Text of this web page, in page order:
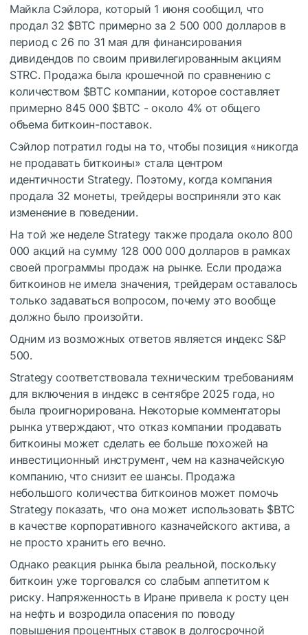
Майкла Сэйлора, который 1 июня сообщил, что
продал 32 $BTC примерно за 2 500 000 долларов в
период с 26 по 31 мая для финансирования
дивидендов по своим привилегированным акциям
STRC. Продажа была крошечной по сравнению с
количеством $BTC компании, которое составляет
примерно 845 000 $BTC - около 4% от общего
объема биткоин-поставок.
Сэйлор потратил годы на то, чтобы позиция «никогда
не продавать биткоины» стала центром
идентичности Strategy. Поэтому, когда компания
продала 32 монеты, трейдеры восприняли это как
изменение в поведении.
На той же неделе Strategy также продала около 800
000 акций на сумму 128 000 000 долларов в рамках
своей программы продаж на рынке. Если продажа
биткоинов не имела значения, трейдерам оставалось
только задаваться вопросом, почему это вообще
должно было произойти.
Одним из возможных ответов является индекс S&P
500.
Strategy соответствовала техническим требованиям
для включения в индекс в сентябре 2025 года, но
была проигнорирована. Некоторые комментаторы
рынка утверждают, что отказ компании продавать
биткоины может сделать ее больше похожей на
инвестиционный инструмент, чем на казначейскую
компанию, что снизит ее шансы. Продажа
небольшого количества биткоинов может помочь
Strategy показать, что она может использовать $BTC
в качестве корпоративного казначейского актива, а
не просто хранить его вечно.
Однако реакция рынка была реальной, поскольку
биткоин уже торговался со слабым аппетитом к
риску. Напряженность в Иране привела к росту цен
на нефть и возродила опасения по поводу
повышения процентных ставок в долгосрочной